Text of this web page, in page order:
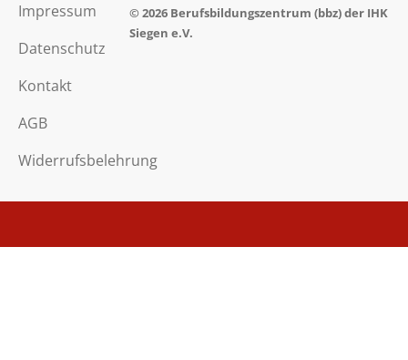
Impressum
Datenschutz
Kontakt
AGB
Widerrufsbelehrung
© 2026 Berufsbildungszentrum (bbz) der IHK
Siegen e.V.